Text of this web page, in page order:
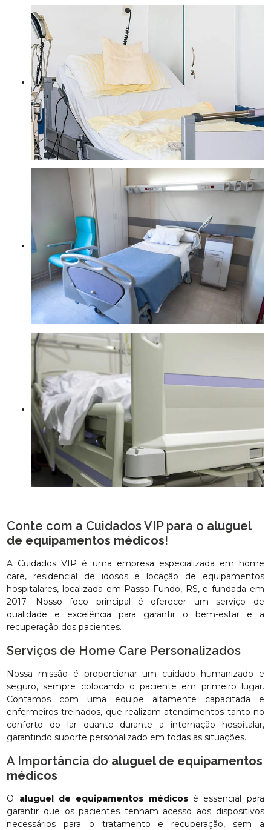
Conte com a Cuidados VIP para o aluguel
de equipamentos médicos!
A Cuidados VIP é uma empresa especializada em home
care, residencial de idosos e locação de equipamentos
hospitalares, localizada em Passo Fundo, RS, e fundada em
2017. Nosso foco principal é oferecer um serviço de
qualidade e excelência para garantir o bem-estar e a
recuperação dos pacientes.
Serviços de Home Care Personalizados
Nossa missão é proporcionar um cuidado humanizado e
seguro, sempre colocando o paciente em primeiro lugar.
Contamos com uma equipe altamente capacitada e
enfermeiros treinados, que realizam atendimentos tanto no
conforto do lar quanto durante a internação hospitalar,
garantindo suporte personalizado em todas as situações.
A Importância do aluguel de equipamentos
médicos
O aluguel de equipamentos médicosé essencial para
garantir que os pacientes tenham acesso aos dispositivos
necessários para o tratamento e recuperação, sem a